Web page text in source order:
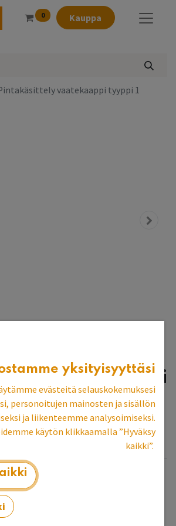
0 Kauppa
vaatekaappi tyyppi 1
vaatekaappi
yksityisyyttäsi
evästeitä selauskokemuksesi
personoitujen mainosten ja sisällön
ja liikenteemme analysoimiseksi.
käytön klikkaamalla ”Hyväksy
kaikki”.